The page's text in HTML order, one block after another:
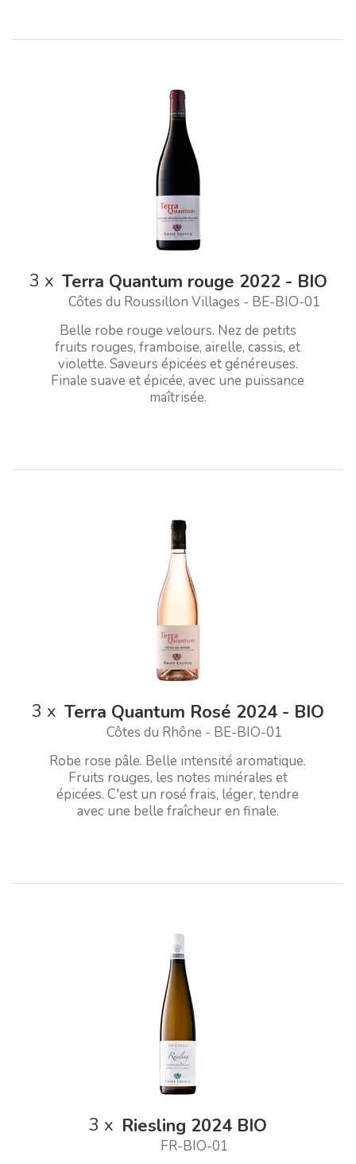
3 x Terra Quantum rouge 2022 - BIO
Côtes du Roussillon Villages - BE-BIO-01
Belle robe rouge velours. Nez de petits
fruits rouges, framboise, airelle, cassis, et
violette. Saveurs épicées et généreuses.
Finale suave et épicée, avec une puissance
maîtrisée.
3 x Terra Quantum Rosé 2024 - BIO
Côtes du Rhône - BE-BIO-01
Robe rose pâle. Belle intensité aromatique.
Fruits rouges, les notes minérales et
épicées. C'est un rosé frais, léger, tendre
avec une belle fraîcheur en finale.
3 x Riesling 2024 BIO
FR-BIO-01